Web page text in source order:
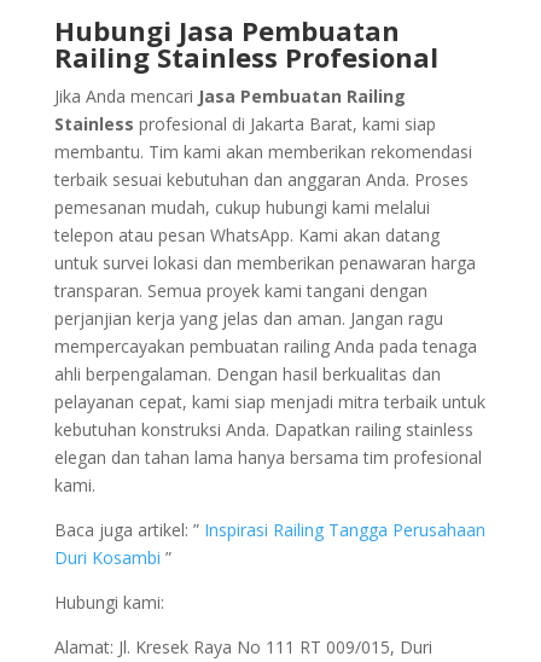
Hubungi Jasa Pembuatan
Railing Stainless Profesional
Jika Anda mencari Jasa Pembuatan Railing
Stainless profesional di Jakarta Barat, kami siap
membantu. Tim kami akan memberikan rekomendasi
terbaik sesuai kebutuhan dan anggaran Anda. Proses
pemesanan mudah, cukup hubungi kami melalui
telepon atau pesan WhatsApp. Kami akan datang
untuk survei lokasi dan memberikan penawaran harga
transparan. Semua proyek kami tangani dengan
perjanjian kerja yang jelas dan aman. Jangan ragu
mempercayakan pembuatan railing Anda pada tenaga
ahli berpengalaman. Dengan hasil berkualitas dan
pelayanan cepat, kami siap menjadi mitra terbaik untuk
kebutuhan konstruksi Anda. Dapatkan railing stainless
elegan dan tahan lama hanya bersama tim profesional
kami.
Baca juga artikel: ” Inspirasi Railing Tangga Perusahaan
Duri Kosambi ”
Hubungi kami:
Alamat: Jl. Kresek Raya No 111 RT 009/015, Duri